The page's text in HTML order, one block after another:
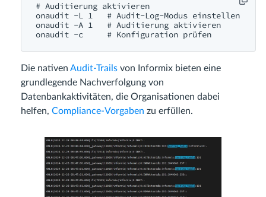
# Auditierung aktivieren
onaudit -L 1   # Audit-Log-Modus einstellen
onaudit -A 1   # Auditierung aktivieren
Die nativen Audit-Trails von Informix bieten eine
grundlegende Nachverfolgung von
Datenbankaktivitäten, die Organisationen dabei
helfen, Compliance-Vorgaben zu erfüllen.